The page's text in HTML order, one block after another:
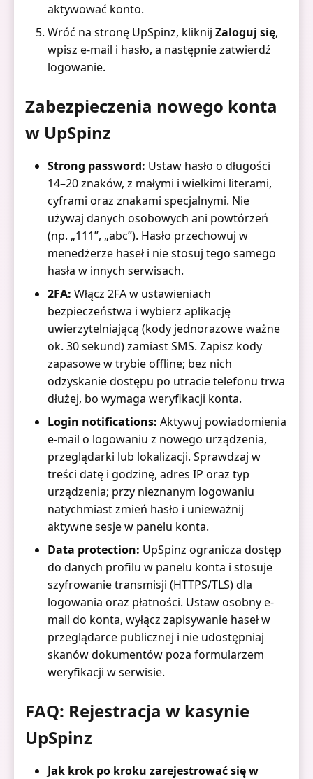
aktywować konto.
Wróć na stronę UpSpinz, kliknij Zaloguj się,
wpisz e-mail i hasło, a następnie zatwierdź
logowanie.
Zabezpieczenia nowego konta
w UpSpinz
Strong password: Ustaw hasło o długości
14–20 znaków, z małymi i wielkimi literami,
cyframi oraz znakami specjalnymi. Nie
używaj danych osobowych ani powtórzeń
(np. „111”, „abc”). Hasło przechowuj w
menedżerze haseł i nie stosuj tego samego
hasła w innych serwisach.
2FA: Włącz 2FA w ustawieniach
bezpieczeństwa i wybierz aplikację
uwierzytelniającą (kody jednorazowe ważne
ok. 30 sekund) zamiast SMS. Zapisz kody
zapasowe w trybie offline; bez nich
odzyskanie dostępu po utracie telefonu trwa
dłużej, bo wymaga weryfikacji konta.
Login notifications: Aktywuj powiadomienia
e-mail o logowaniu z nowego urządzenia,
przeglądarki lub lokalizacji. Sprawdzaj w
treści datę i godzinę, adres IP oraz typ
urządzenia; przy nieznanym logowaniu
natychmiast zmień hasło i unieważnij
aktywne sesje w panelu konta.
Data protection: UpSpinz ogranicza dostęp
do danych profilu w panelu konta i stosuje
szyfrowanie transmisji (HTTPS/TLS) dla
logowania oraz płatności. Ustaw osobny e-
mail do konta, wyłącz zapisywanie haseł w
przeglądarce publicznej i nie udostępniaj
skanów dokumentów poza formularzem
weryfikacji w serwisie.
FAQ: Rejestracja w kasynie
UpSpinz
Jak krok po kroku zarejestrować się w